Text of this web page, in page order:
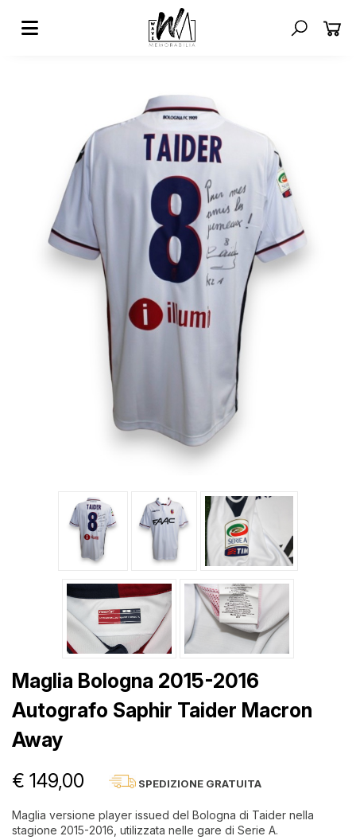
Maglia Bologna 2015-2016
Autografo Saphir Taider Macron
Away
€ 149,00 SPEDIZIONE GRATUITA
Maglia versione player issued del Bologna di Taider nella
stagione 2015-2016, utilizzata nelle gare di Serie A.